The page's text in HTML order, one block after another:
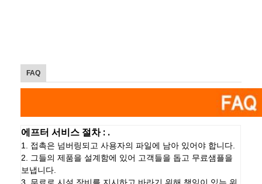
FAQ
에프터 서비스 절차 : .
1. 접촉은 넘버링되고 사용자의 파일에 남아 있어야 합니다.
2. 그들의 제품을 설계함에 있어 고객들을 돕고 무료샘플을
보냅니다.